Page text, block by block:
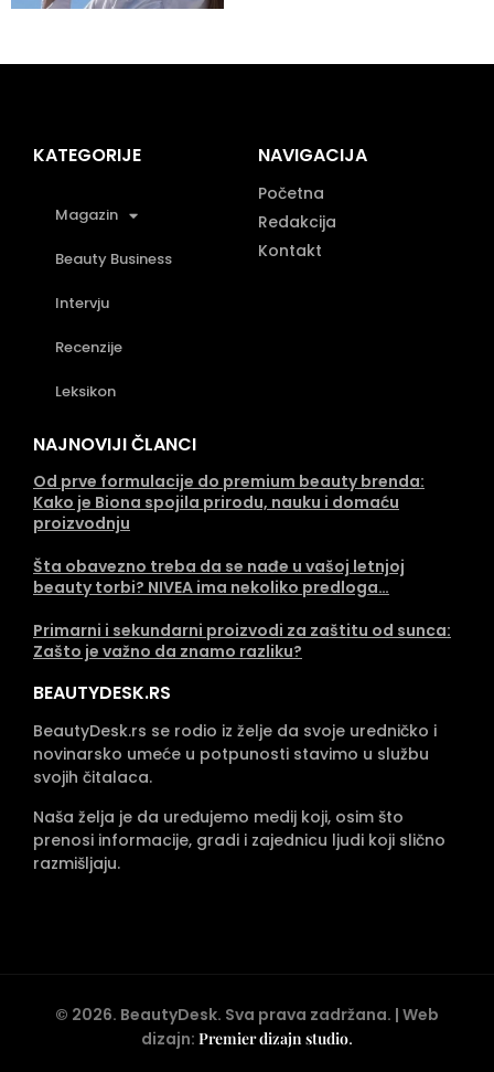
KATEGORIJE
Magazin
Beauty Business
Intervju
Recenzije
Leksikon
NAVIGACIJA
Početna
Redakcija
Kontakt
NAJNOVIJI ČLANCI
Od prve formulacije do premium beauty brenda:
Kako je Biona spojila prirodu, nauku i domaću
proizvodnju
Šta obavezno treba da se nađe u vašoj letnjoj
beauty torbi? NIVEA ima nekoliko predloga…
Primarni i sekundarni proizvodi za zaštitu od sunca:
Zašto je važno da znamo razliku?
BEAUTYDESK.RS
BeautyDesk.rs se rodio iz želje da svoje uredničko i
novinarsko umeće u potpunosti stavimo u službu
svojih čitalaca.
Naša želja je da uređujemo medij koji, osim što
prenosi informacije, gradi i zajednicu ljudi koji slično
razmišljaju.
© 2026. BeautyDesk. Sva prava zadržana. | Web
dizajn: Premier dizajn studio.